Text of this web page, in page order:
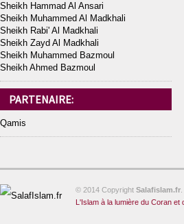
Sheikh Hammad Al Ansari
Sheikh Muhammed Al Madkhali
Sheikh Rabi' Al Madkhali
Sheikh Zayd Al Madkhali
Sheikh Muhammed Bazmoul
Sheikh Ahmed Bazmoul
PARTENAIRE:
Qamis
© 2014 Copyright Salafislam.fr
L'Islam à la lumière du Coran et